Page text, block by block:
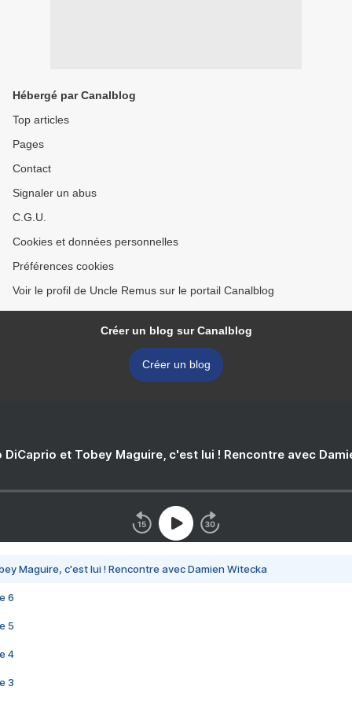
Hébergé par Canalblog
Top articles
Pages
Contact
Signaler un abus
C.G.U.
Cookies et données personnelles
Préférences cookies
Voir le profil de Uncle Remus sur le portail Canalblog
Créer un blog sur Canalblog
Créer un blog
DiCaprio et Tobey Maguire, c'est lui ! Rencontre avec
Maguire, c'est lui ! Rencontre avec Damien Witecka
6
5
4
3